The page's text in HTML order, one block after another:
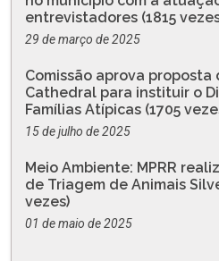
entrevistadores (1815
29 de março de 2025
Comissão aprova proposta
Cathedral para instituir o
Famílias Atípicas (1705
15 de julho de 2025
Meio Ambiente: MPRR
de Triagem de Animais
vezes)
01 de maio de 2025